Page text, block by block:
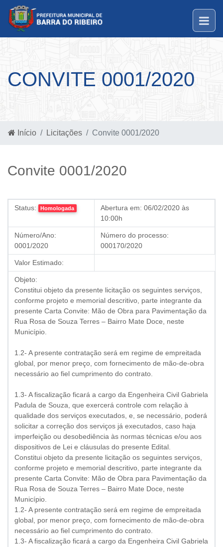
CONVITE 0001/2020
Início Licitações Convite 0001/2020
Convite 0001/2020
Status: Homologada Abertura em: 06/02/2020 às
10:00h
Número/Ano:
0001/2020
Número do processo:
000170/2020
Valor Estimado:
Objeto:
Constitui objeto da presente licitação os seguintes serviços,
conforme projeto e memorial descritivo, parte integrante da
presente Carta Convite: Mão de Obra para Pavimentação da
Rua Rosa de Souza Terres – Bairro Mate Doce, neste
Município.
1.2- A presente contratação será em regime de empreitada
global, por menor preço, com fornecimento de mão-de-obra
necessário ao fiel cumprimento do contrato.
1.3- A fiscalização ficará a cargo da Engenheira Civil Gabriela
Padula de Souza, que exercerá controle com relação à
qualidade dos serviços executados, e, se necessário, poderá
solicitar a correção dos serviços já executados, caso haja
imperfeição ou desobediência às normas técnicas e/ou aos
dispositivos de Lei e cláusulas do presente Edital.
Constitui objeto da presente licitação os seguintes serviços,
conforme projeto e memorial descritivo, parte integrante da
presente Carta Convite: Mão de Obra para Pavimentação da
Rua Rosa de Souza Terres – Bairro Mate Doce, neste
Município.
1.2- A presente contratação será em regime de empreitada
global, por menor preço, com fornecimento de mão-de-obra
necessário ao fiel cumprimento do contrato.
1.3- A fiscalização ficará a cargo da Engenheira Civil Gabriela